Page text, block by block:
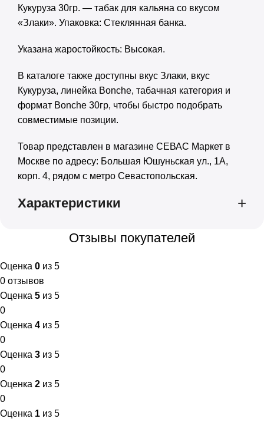
Кукуруза 30гр. — табак для кальяна со вкусом
«Злаки». Упаковка: Стеклянная банка.
Указана жаростойкость: Высокая.
В каталоге также доступны вкус Злаки, вкус
Кукуруза, линейка Bonche, табачная категория и
формат Bonche 30гр, чтобы быстро подобрать
совместимые позиции.
Товар представлен в магазине СЕВАС Маркет в
Москве по адресу: Большая Юшуньская ул., 1А,
корп. 4, рядом с метро Севастопольская.
Характеристики
Отзывы покупателей
Оценка 0 из 5
0 отзывов
Оценка 5 из 5
0
Оценка 4 из 5
0
Оценка 3 из 5
0
Оценка 2 из 5
0
Оценка 1 из 5